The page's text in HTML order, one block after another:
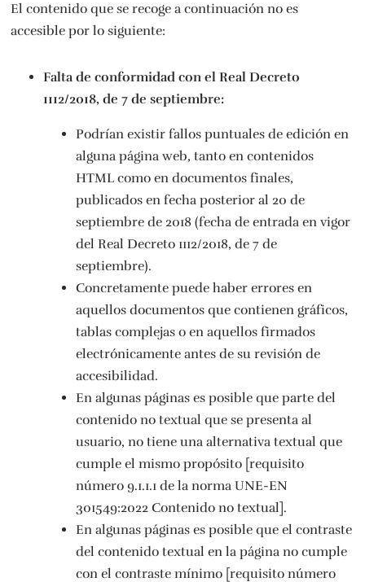
El contenido que se recoge a continuación no es
accesible por lo siguiente:
Falta de conformidad con el Real Decreto
1112/2018, de 7 de septiembre:
Podrían existir fallos puntuales de edición en
alguna página web, tanto en contenidos
HTML como en documentos finales,
publicados en fecha posterior al 20 de
septiembre de 2018 (fecha de entrada en vigor
del Real Decreto 1112/2018, de 7 de
septiembre).
Concretamente puede haber errores en
aquellos documentos que contienen gráficos,
tablas complejas o en aquellos firmados
electrónicamente antes de su revisión de
accesibilidad.
En algunas páginas es posible que parte del
contenido no textual que se presenta al
usuario, no tiene una alternativa textual que
cumple el mismo propósito [requisito
número 9.1.1.1 de la norma UNE-EN
301549:2022 Contenido no textual].
En algunas páginas es posible que el contraste
del contenido textual en la página no cumple
con el contraste mínimo [requisito número